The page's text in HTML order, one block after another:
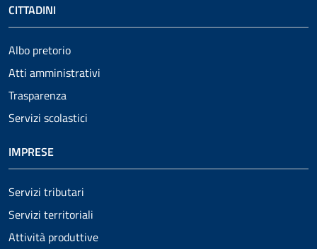
CITTADINI
Albo pretorio
Atti amministrativi
Trasparenza
Servizi scolastici
IMPRESE
Servizi tributari
Servizi territoriali
Attività produttive